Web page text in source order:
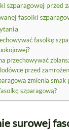
szparagowej przed
fasolki
fasolkę
przechowywać
przed
zmienia smak
szparagową?
surowej